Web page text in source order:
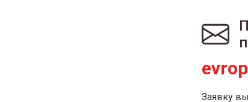
Заявку